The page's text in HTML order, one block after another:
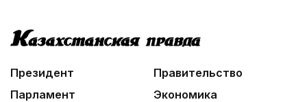
Президент
Правительство
Парламент
Экономика